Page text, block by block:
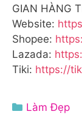
GIAN HÀNG
Website:
Shopee:
Lazada:
Tiki: https://
Danh
Làm Đẹp